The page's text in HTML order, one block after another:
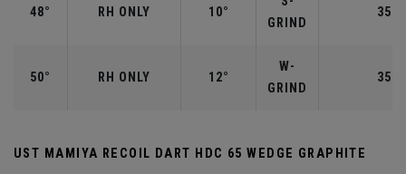
48° RH ONLY 10°
GRIND
50° RH ONLY 12°
W-
GRIND
UST MAMIYA RECOIL DART HDC 65 WEDGE GRAPHITE